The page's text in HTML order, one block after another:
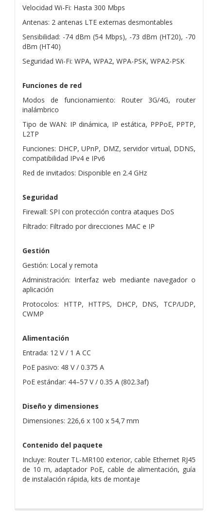
Velocidad Wi-Fi: Hasta 300 Mbps
Antenas: 2 antenas LTE externas desmontables
Sensibilidad: -74 dBm (54 Mbps), -73 dBm (HT20), -70
dBm (HT40)
Seguridad Wi-Fi: WPA, WPA2, WPA-PSK, WPA2-PSK
Funciones de red
Modos de funcionamiento: Router 3G/4G, router
inalámbrico
Tipo de WAN: IP dinámica, IP estática, PPPoE, PPTP,
L2TP
Funciones: DHCP, UPnP, DMZ, servidor virtual, DDNS,
compatibilidad IPv4 e IPv6
Red de invitados: Disponible en 2.4 GHz
Seguridad
Firewall: SPI con protección contra ataques DoS
Filtrado: Filtrado por direcciones MAC e IP
Gestión
Gestión: Local y remota
Administración: Interfaz web mediante navegador o
aplicación
Protocolos: HTTP, HTTPS, DHCP, DNS, TCP/UDP,
CWMP
Alimentación
Entrada: 12 V / 1 A CC
PoE pasivo: 48 V / 0.375 A
PoE estándar: 44–57 V / 0.35 A (802.3af)
Diseño y dimensiones
Dimensiones: 226,6 x 100 x 54,7 mm
Contenido del paquete
Incluye: Router TL-MR100 exterior, cable Ethernet RJ45
de 10 m, adaptador PoE, cable de alimentación, guía
de instalación rápida, kits de montaje